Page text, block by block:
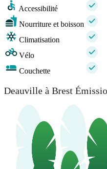
Accessibilité
Nourriture et boisson
Climatisation
Vélo
Couchette
Deauville à Brest